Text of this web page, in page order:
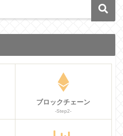
ブロックチェーン
-Step2-